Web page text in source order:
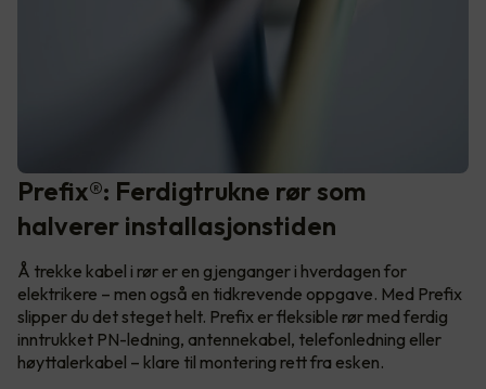
Prefix®: Ferdigtrukne rør som
halverer installasjonstiden
Å trekke kabel i rør er en gjenganger i hverdagen for
elektrikere – men også en tidkrevende oppgave. Med Prefix
slipper du det steget helt. Prefix er fleksible rør med ferdig
inntrukket PN-ledning, antennekabel, telefonledning eller
høyttalerkabel – klare til montering rett fra esken.